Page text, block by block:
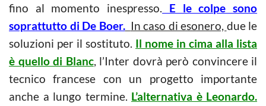
fino al momento inespresso. E le colpe sono
soprattutto di De Boer. In caso di esonero, due le
soluzioni per il sostituto. Il nome in cima alla lista
è quello di Blanc, l’Inter dovrà però convincere il
tecnico francese con un progetto importante
anche a lungo termine. L’alternativa è Leonardo.